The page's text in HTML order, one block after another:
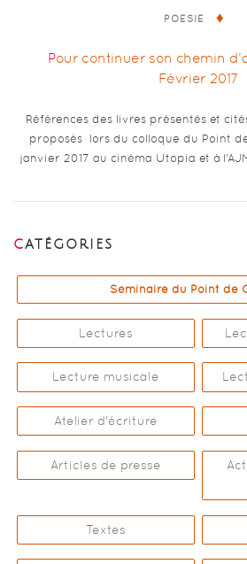
POÉSIE
Pour continuer son chemin d’après colloque…
Février 2017
Références des livres présentés et
proposés lors du colloque du Point
janvier 2017 au cinéma Utopia et à
CATÉGORIES
Séminaire du Point de
Lectures
Lecture musicale
Atelier d'écriture
Articles de presse
Textes